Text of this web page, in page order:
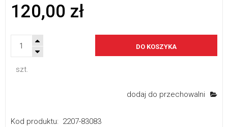
120,00 zł
szt.
DO KOSZYKA
dodaj do przechowalni
Kod produktu: 2207-83083